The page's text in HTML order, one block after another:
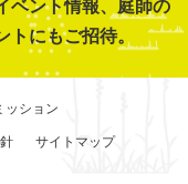
トにもご招待。
ッション
サイトマップ